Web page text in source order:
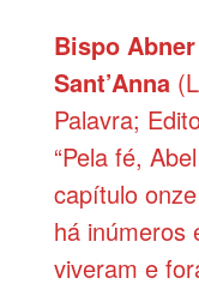
Bispo
Sant’Anna
Palavra;
“Pela fé,
capítulo
há inúmeros
viveram e